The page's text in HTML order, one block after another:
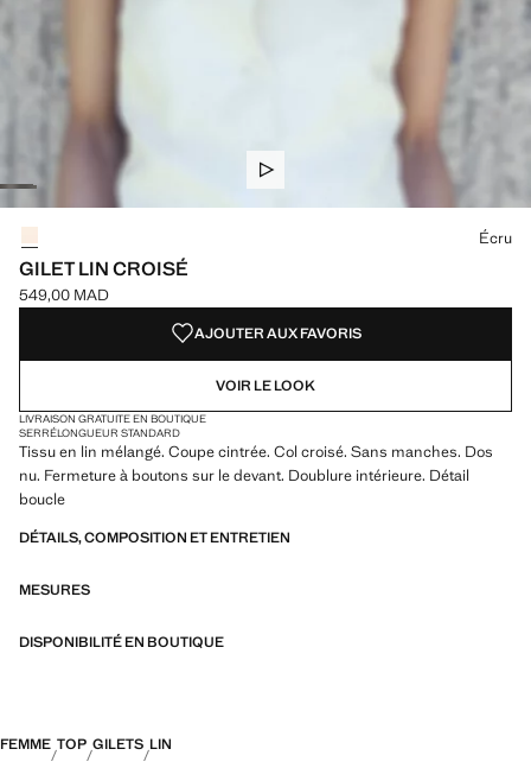
GILET LIN CROISÉ
Prix actuel [549,00 MAD ]
549,00 MAD
Choisissez une couleur
Écru
AJOUTER AUX FAVORIS
VOIR LE LOOK
LIVRAISON GRATUITE EN BOUTIQUE
SERRÉLONGUEUR STANDARD
Tissu en lin mélangé. Coupe cintrée. Col croisé. Sans manches. Dos
nu. Fermeture à boutons sur le devant. Doublure intérieure. Détail
boucle
DÉTAILS, COMPOSITION ET ENTRETIEN
MESURES
DISPONIBILITÉ EN BOUTIQUE
FEMME TOP GILETS LIN